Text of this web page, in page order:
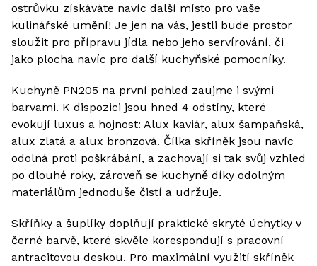
ostrůvku získáváte navíc další místo pro vaše
kulinářské umění! Je jen na vás, jestli bude prostor
sloužit pro přípravu jídla nebo jeho servírování, či
jako plocha navíc pro další kuchyňské pomocníky.
Kuchyně PN205 na první pohled zaujme i svými
barvami. K dispozici jsou hned 4 odstíny, které
evokují luxus a hojnost: Alux kaviár, alux šampaňská,
alux zlatá a alux bronzová. Čílka skříněk jsou navíc
odolná proti poškrábání, a zachovají si tak svůj vzhled
po dlouhé roky, zároveň se kuchyně díky odolným
materiálům jednoduše čistí a udržuje.
Skříňky a šuplíky doplňují praktické skryté úchytky v
černé barvě, které skvěle korespondují s pracovní
antracitovou deskou. Pro maximální využití skříněk